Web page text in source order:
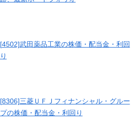
[4502]武田薬品工業の株価・配当金・利回
り
[8306]三菱ＵＦＪフィナンシャル・グルー
プの株価・配当金・利回り